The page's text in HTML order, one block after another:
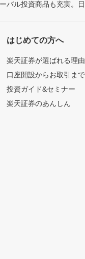
バル投資商品も充実。
はじめての方へ
楽天証券が選ばれる理由
口座開設からお取引ま
投資ガイド&セミナー
楽天証券のあんしん